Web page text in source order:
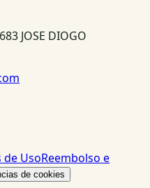
JOSE DIOGO
de UsoReembolso e
de cookies